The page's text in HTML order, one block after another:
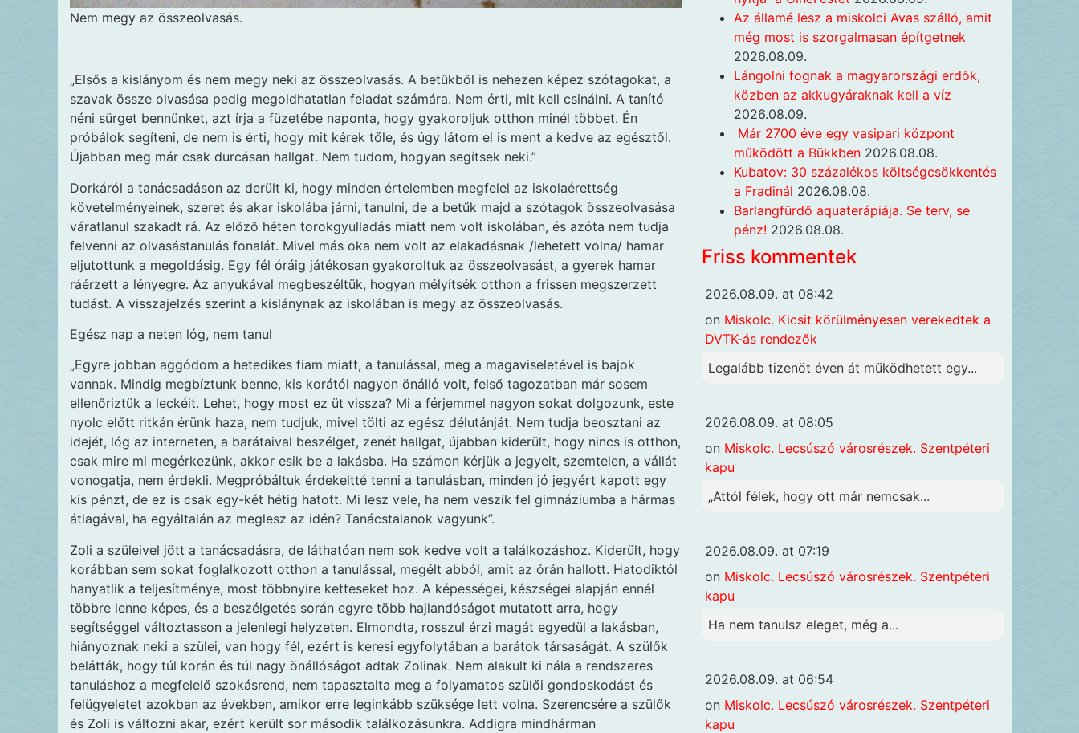
Nem megy az összeolvasás.
„Elsős a kislányom és nem megy neki az összeolvasás. A betűkből is nehezen képez szótagokat, a
szavak össze olvasása pedig megoldhatatlan feladat számára. Nem érti, mit kell csinálni. A tanító
néni sürget bennünket, azt írja a füzetébe naponta, hogy gyakoroljuk otthon minél többet. Én
próbálok segíteni, de nem is érti, hogy mit kérek tőle, és úgy látom el is ment a kedve az egésztől.
Újabban meg már csak durcásan hallgat. Nem tudom, hogyan segítsek neki.”
Dorkáról a tanácsadáson az derült ki, hogy minden értelemben megfelel az iskolaérettség
követelményeinek, szeret és akar iskolába járni, tanulni, de a betűk majd a szótagok összeolvasása
váratlanul szakadt rá. Az előző héten torokgyulladás miatt nem volt iskolában, és azóta nem tudja
felvenni az olvasástanulás fonalát. Mivel más oka nem volt az elakadásnak /lehetett volna/ hamar
eljutottunk a megoldásig. Egy fél óráig játékosan gyakoroltuk az összeolvasást, a gyerek hamar
ráérzett a lényegre. Az anyukával megbeszéltük, hogyan mélyítsék otthon a frissen megszerzett
tudást. A visszajelzés szerint a kislánynak az iskolában is megy az összeolvasás.
Egész nap a neten lóg, nem tanul
„Egyre jobban aggódom a hetedikes fiam miatt, a tanulással, meg a magaviseletével is bajok
vannak. Mindig megbíztunk benne, kis korától nagyon önálló volt, felső tagozatban már sosem
ellenőriztük a leckéit. Lehet, hogy most ez üt vissza? Mi a férjemmel nagyon sokat dolgozunk, este
nyolc előtt ritkán érünk haza, nem tudjuk, mivel tölti az egész délutánját. Nem tudja beosztani az
idejét, lóg az interneten, a barátaival beszélget, zenét hallgat, újabban kiderült, hogy nincs is otthon,
csak mire mi megérkezünk, akkor esik be a lakásba. Ha számon kérjük a jegyeit, szemtelen, a vállát
vonogatja, nem érdekli. Megpróbáltuk érdekeltté tenni a tanulásban, minden jó jegyért kapott egy
kis pénzt, de ez is csak egy-két hétig hatott. Mi lesz vele, ha nem veszik fel gimnáziumba a hármas
átlagával, ha egyáltalán az meglesz az idén? Tanácstalanok vagyunk”.
Zoli a szüleivel jött a tanácsadásra, de láthatóan nem sok kedve volt a találkozáshoz. Kiderült, hogy
korábban sem sokat foglalkozott otthon a tanulással, megélt abból, amit az órán hallott. Hatodiktól
hanyatlik a teljesítménye, most többnyire ketteseket hoz. A képességei, készségei alapján ennél
többre lenne képes, és a beszélgetés során egyre több hajlandóságot mutatott arra, hogy
segítséggel változtasson a jelenlegi helyzeten. Elmondta, rosszul érzi magát egyedül a lakásban,
hiányoznak neki a szülei, van hogy fél, ezért is keresi egyfolytában a barátok társaságát. A szülők
belátták, hogy túl korán és túl nagy önállóságot adtak Zolinak. Nem alakult ki nála a rendszeres
tanuláshoz a megfelelő szokásrend, nem tapasztalta meg a folyamatos szülői gondoskodást és
felügyeletet azokban az években, amikor erre leginkább szüksége lett volna. Szerencsére a szülők
és Zoli is változni akar, ezért került sor második találkozásunkra. Addigra mindhárman
Az államé lesz a miskolci Avas szálló, amit
még most is szorgalmasan építgetnek
2026.08.09.
Lángolni fognak a magyarországi erdők,
közben az akkugyáraknak kell a víz
2026.08.09.
Már 2700 éve egy vasipari központ
működött a Bükkben 2026.08.08.
Kubatov: 30 százalékos költségcsökkentés
a Fradinál 2026.08.08.
Barlangfürdő aquaterápiája. Se terv, se
pénz! 2026.08.08.
Friss kommentek
2026.08.09. at 08:42
on Miskolc. Kicsit körülményesen verekedtek a
DVTK-ás rendezők
Legalább tizenöt éven át működhetett egy...
2026.08.09. at 08:05
on Miskolc. Lecsúszó városrészek. Szentpéteri
kapu
„Attól félek, hogy ott már nemcsak...
2026.08.09. at 07:19
on Miskolc. Lecsúszó városrészek. Szentpéteri
kapu
Ha nem tanulsz eleget, még a...
2026.08.09. at 06:54
on Miskolc. Lecsúszó városrészek. Szentpéteri
kapu